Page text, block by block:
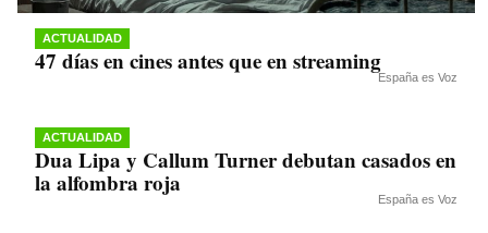
ACTUALIDAD
47 días en cines antes que en streaming
España es Voz
ACTUALIDAD
Dua Lipa y Callum Turner debutan casados en
la alfombra roja
España es Voz